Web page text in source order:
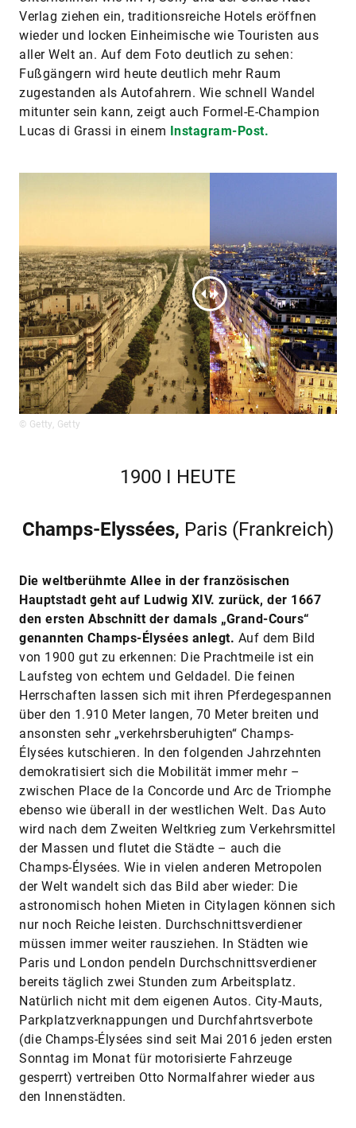
Verlag ziehen ein, traditionsreiche Hotels eröffnen
wieder und locken Einheimische wie Touristen aus
aller Welt an. Auf dem Foto deutlich zu sehen:
Fußgängern wird heute deutlich mehr Raum
zugestanden als Autofahrern. Wie schnell Wandel
mitunter sein kann, zeigt auch Formel-E-Champion
Lucas di Grassi in einem Instagram-Post.
© Getty, Getty
1900 I HEUTE
Champs-Elyssées, Paris (Frankreich)
Die weltberühmte Allee in der französischen
Hauptstadt geht auf Ludwig XIV. zurück, der 1667
den ersten Abschnitt der damals „Grand-Cours“
genannten Champs-Élysées anlegt. Auf dem Bild
von 1900 gut zu erkennen: Die Prachtmeile ist ein
Laufsteg von echtem und Geldadel. Die feinen
Herrschaften lassen sich mit ihren Pferdegespannen
über den 1.910 Meter langen, 70 Meter breiten und
ansonsten sehr „verkehrsberuhigten“ Champs-
Élysées kutschieren. In den folgenden Jahrzehnten
demokratisiert sich die Mobilität immer mehr –
zwischen Place de la Concorde und Arc de Triomphe
ebenso wie überall in der westlichen Welt. Das Auto
wird nach dem Zweiten Weltkrieg zum Verkehrsmittel
der Massen und flutet die Städte – auch die
Champs-Élysées. Wie in vielen anderen Metropolen
der Welt wandelt sich das Bild aber wieder: Die
astronomisch hohen Mieten in Citylagen können sich
nur noch Reiche leisten. Durchschnittsverdiener
müssen immer weiter rausziehen. In Städten wie
Paris und London pendeln Durchschnittsverdiener
bereits täglich zwei Stunden zum Arbeitsplatz.
Natürlich nicht mit dem eigenen Autos. City-Mauts,
Parkplatzverknappungen und Durchfahrtsverbote
(die Champs-Élysées sind seit Mai 2016 jeden ersten
Sonntag im Monat für motorisierte Fahrzeuge
gesperrt) vertreiben Otto Normalfahrer wieder aus
den Innenstädten.